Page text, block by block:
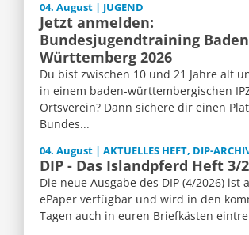
04. August | JUGEND
Jetzt anmelden:
Bundesjugendtraining
Württemberg 2026
Du bist zwischen 10 und 21 Jahre alt
in einem baden-württembergischen
Ortsverein? Dann sichere dir einen
Bundes...
04. August | AKTUELLES HEFT, DIP-
DIP - Das Islandpferd Heft 3/
Die neue Ausgabe des DIP (4/2026) ist
ePaper verfügbar und wird in den
Tagen auch in euren Briefkästen